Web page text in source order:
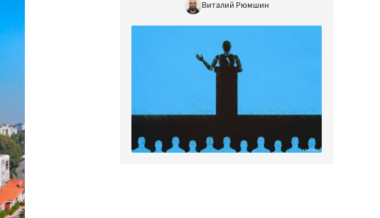
Виталий Рюмшин